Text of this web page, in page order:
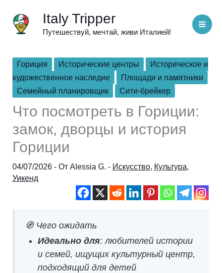
содержимому
Italy Tripper
Путешествуй, мечтай, живи Италией!
Гориция Исторические центры
Историческое и
художественное наследие
Площади и памятники
Семейный планировщик
Сити-брейкер
Что посмотреть в Гориции:
замок, дворцы и история
Гориции
04/07/2026 - От Alessia G. - Искусство, Культура,
Уикенд
🧭 Чего ожидать
Идеально для: любителей истории
и семей, ищущих культурный центр,
подходящий для детей